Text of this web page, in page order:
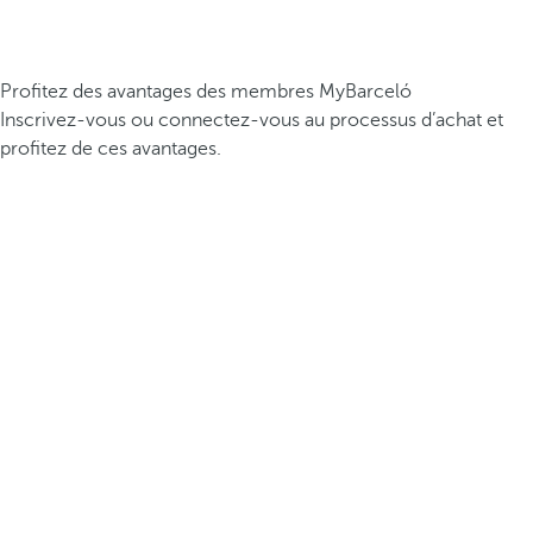
Profitez des avantages des membres MyBarceló
Inscrivez-vous ou connectez-vous au processus d’achat et
profitez de ces avantages.